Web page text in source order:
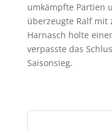
umkämpfte Partien
überzeugte Ralf mit
Harnasch holte
verpasste das
Saisonsieg.